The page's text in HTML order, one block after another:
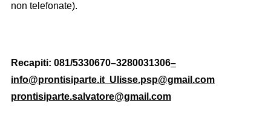
non telefonate).
Recapiti: 081/5330670–3280031306–
info@prontisiparte.itUlisse.psp@gmail.com
prontisiparte.salvatore@gmail.com